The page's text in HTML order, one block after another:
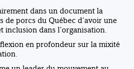
dans un document la
de porcs du Québec d’avoir une
inclusion dans l’organisation.
en profondeur sur la mixité